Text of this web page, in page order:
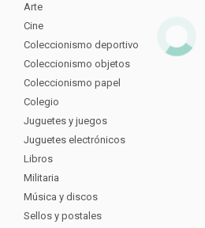
Arte
Cine
Coleccionismo deportivo
Coleccionismo objetos
Coleccionismo papel
Colegio
Juguetes y juegos
Juguetes electrónicos
Libros
Militaria
Música y discos
Sellos y postales